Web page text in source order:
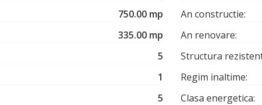
750.00 mp
335.00 mp
5
1
5
An constructie:
An renovare:
Structura
Regim inaltime:
Clasa energetica: